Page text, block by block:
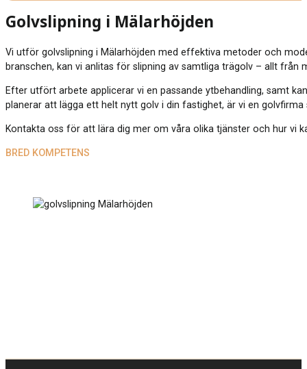
Golvslipning i Mälarhöjden
Vi utför golvslipning i Mälarhöjden med effektiva metoder och
branschen, kan vi anlitas för slipning av samtliga trägolv – allt
Efter utfört arbete applicerar vi en passande ytbehandling, samt
planerar att lägga ett helt nytt golv i din fastighet, är vi en golvfirma
Kontakta oss för att lära dig mer om våra olika tjänster och hur vi
BRED KOMPETENS